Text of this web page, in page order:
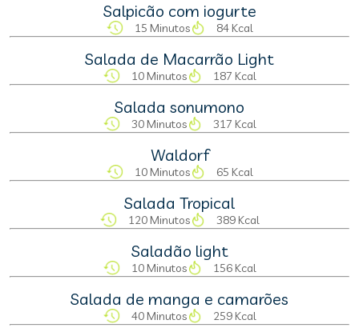
Salpicão com iogurte
15 Minutos 84 Kcal
Salada de Macarrão Light
10 Minutos 187 Kcal
Salada sonumono
30 Minutos 317 Kcal
Waldorf
10 Minutos 65 Kcal
Salada Tropical
120 Minutos 389 Kcal
Saladão light
10 Minutos 156 Kcal
Salada de manga e camarões
40 Minutos 259 Kcal